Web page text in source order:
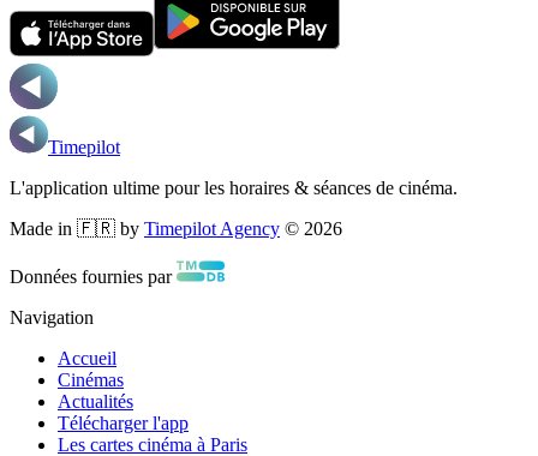
Timepilot
L'application ultime pour les horaires & séances de cinéma.
Made in 🇫🇷 by Timepilot Agency © 2026
Données fournies par
Navigation
Accueil
Cinémas
Actualités
Télécharger l'app
Les cartes cinéma à Paris